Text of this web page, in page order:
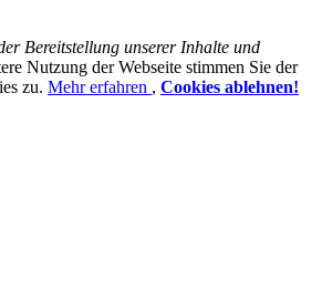
Bereitstellung unserer Inhalte und
Nutzung der Webseite stimmen Sie der
zu. Mehr erfahren , Cookies ablehnen!